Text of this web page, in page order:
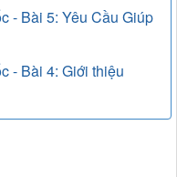
- Bài 5: Yêu Cầu Giúp
- Bài 4: Giới thiệu